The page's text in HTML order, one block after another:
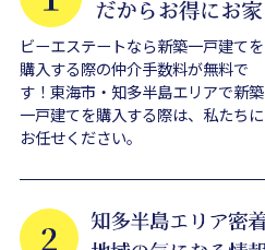
ビーエステートなら新築一戸建てを
購入する際の仲介手数料が無料で
す！東海市・知多半島エリアで新築
一戸建てを購入する際は、私たちに
お任せください。